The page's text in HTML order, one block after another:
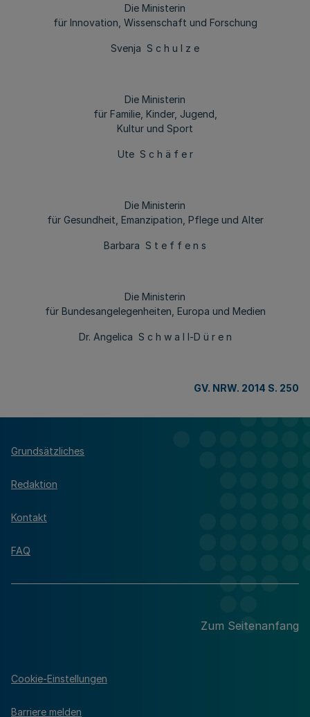
Die Ministerin
für Innovation, Wissenschaft und Forschung
Svenja S c h u l z e
Die Ministerin
für Familie, Kinder, Jugend,
Kultur und Sport
Ute S c h ä f e r
Die Ministerin
für Gesundheit, Emanzipation, Pflege und Alter
Barbara S t e f f e n s
Die Ministerin
für Bundesangelegenheiten, Europa und Medien
Dr. Angelica S c h w a l l-D ü r e n
GV. NRW. 2014 S. 250
Grundsätzliches
Redaktion
Kontakt
FAQ
Zum Seitenanfang
Cookie-Einstellungen
Barriere melden